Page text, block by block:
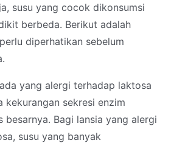
susu yang cocok dikonsumsi
berbeda. Berikut adalah
diperhatikan sebelum
yang alergi terhadap laktosa
kekurangan sekresi enzim
besarnya. Bagi lansia yang alergi
susu yang banyak